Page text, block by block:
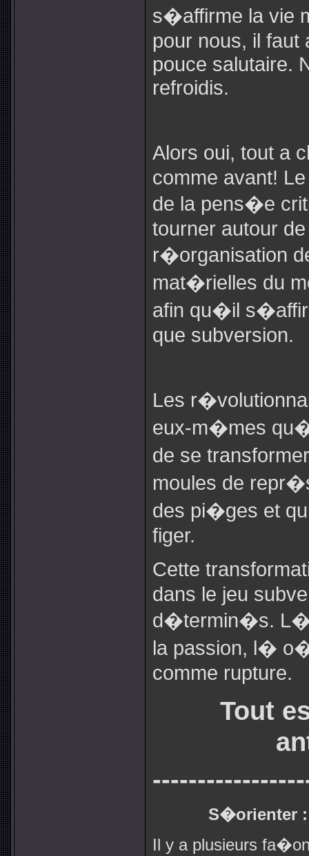
s�affirme la vie
pour nous, il faut
pouce salutaire.
refroidis.
Alors oui, tout a
comme avant!
de la pens�e
tourner autour
r�organisation
mat�rielles du
afin qu�il
que subversion.
Les
eux-m�mes
de se
moules de
des pi�ges et
figer.
Cette
dans le jeu
d�termin�s.
la passion, l�
comme rupture.
Tout
S�orienter
Il y a plusieurs